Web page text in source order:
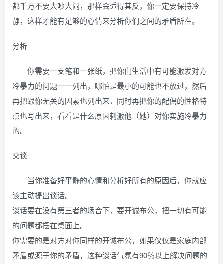
都千万不要大吵大闹，那样会适得其反，你一定要保持冷
静，这样才能有足够的心情来分析你们之间的矛盾所在。
分析
你需要一支笔和一张纸，把你们生活中有可能激发对方
冷暴力的问题一一列出，哪怕是最小的可能也不放过，然后
再把跟你无关的因素也列出来，同时再把你的配偶的性格特
点也写出来，看看是什么原因刺激他（她）对你实施冷暴力
的。
交谈
当你准备好平静的心情和分析好所有的原因后，你就应
该主动提出谈话。
谈话要在没有第三者的场合下，要开诚布公，把一切有可能
的问题都摆在桌面上。
你需要的是对方对你同样的开诚布公，如果仅仅是家庭内部
矛盾或源于你的矛盾，这种谈话气氛有90％以上解决问题的